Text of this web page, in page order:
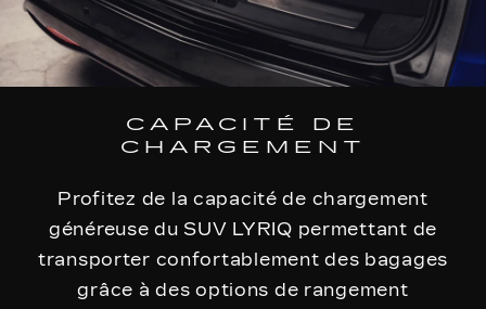
CAPACITÉ DE
CHARGEMENT
Profitez de la capacité de chargement
généreuse du SUV LYRIQ permettant de
transporter confortablement des bagages
grâce à des options de rangement